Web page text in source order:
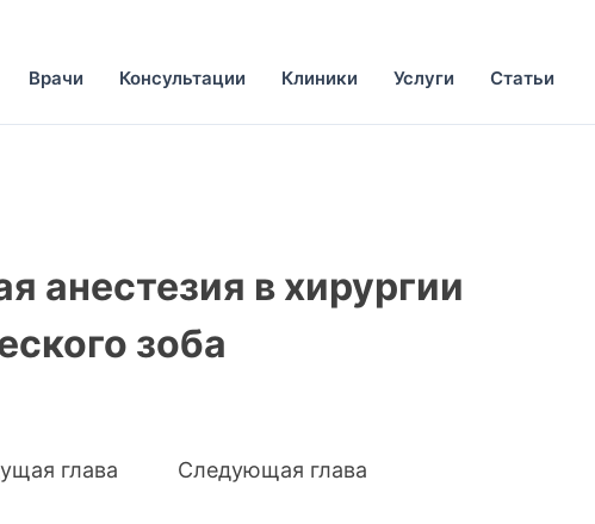
Врачи Консультации Клиники Услуги Статьи
анестезия в хирургии
зоба
глава Следующая глава